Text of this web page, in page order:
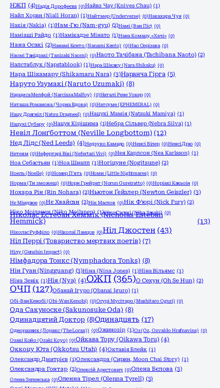
НЖП (4)Надія Дорофеєва (0)Найвз Чау (Knives Chau) (1)
Найл Хоран (Niall Horan) (1)Найтмер (Underverse) (0)Накахара Чуя (0)
Накія (Nakia) (1)Нам-Гю (Nam-gyu) (2)Намі (Ван Піс) (0)
Наміаші Райдо (1)Намікадзе Мінато (1)Нана Комацу, «Хачі» (0)
Нана Осакі (2)Нанамі Кєнто (Nanami Kento) (0)Нао Серізава (0)
Наомі Танідзакі (Tanizaki Naomi) (0)Наото Тачібана (Tachibana Naoto) (2)
Напстаблук (Napstablook) (1)Нара Шікаку (Nara Shikaku) (0)
Нара Шікамару (Shikamaru Nara) (3)Наранча Гірга (5)
Наруто Узумакі (Naruto Uzumaki) (8)
Нарциса Мелфой (Narcissa Malfoy) (0)Наталі Рене Уокер (0)
Наташа Романова (Чорна Вдова) (0)Натсуме (EPHEMERAL) (0)
Нацу Драгніл (Natsu Dragneel) (0)Нацукі Мамія (Natsuki Mamiya) (1)
Нацукі Субару (0)Нацуя Кірішима (1)Небра Сільвер (Nebra Silva) (1)
Невіл Лонґботтом (Neville Longbottom) (12)
Нед Лідс (Ned Leeds) (4)Недзуко Камадо (0)Ненсі Вілер (0)Ненсі Дрю (0)
Нетеям (0)Нефертарі Віві (Nefertari Vivi) (0)Нея Карлсон (Nea Karlsson) (1)
Ноа Себастьян (1)Ноа Шнапп (1)Ногіцуне (Nogitsune) (2)
Ноель (Noelle) (0)Номер П'ять (0)Номи (Little Nightmares) (0)
Норма (Ти зможеш) (0)Норн Грейрат (Norun Gureiratto) (0)Норіакі Какьоін (0)
Нохара Рін (Rin Nohara) (2)Ньютон Ґейзлер (Newton Geiszler) (3)
Нє Міндзюе (0)Нє Хвайсан (2)Нік Маслов (0)Нік Ф'юрі (Nick Fury) (2)
Ніко Моіланен (Niko Moilanen) (1)Ніко Сасакі (Niko Sasaki) (0)
Ніколас Естебан Хеммік (Nicholas Esteban
Hemmick)
(13)
Ніколас Руффіло (0)Ніколаї Ланцов (0)Ніл Джостен (43)
Ніл Перрі (Товариство мертвих поетів) (7)
Нілу (Genshin Impact) (0)
Німфадора Тонкс (Nymphadora Tonks) (8)
Нін Гуан (Ningguang) (3)Ніна (Nina Jones) (1)Ніна Вільямс (1)
Ніна Зенік (1)Нія (Nya) (4)ОЖП (365)О Сехун (Oh Se Hun) (2)
ОЧП (127)Обанай Ігуро (Obanai Iguro) (1)
Обі-Ван Кенобі (Obi-Wan Kenobi) (0)Огурі Мусітаро (Mushitaro Oguri) (0)
Ода Сакуноске (Sakunosuke Oda) (8)
Одинадцятий Доктор (8)Одинадцять (17)
Одноразник (Лоракс (The Lorax)) (0)Ожинозір (1)Оз (Oz, Ozvaldo Hrafnavins) (0)
Озакі Койо (Ozaki Koyo) (0)Ойкава Тору (Oikawa Toru) (4)
Оккоцу Юта (Okkotsu Utah) (4)Октавія Блейк (1)
Олександр Дмитрієв (1)Олександра (Сирин, Moon Chai Story) (1)
Олександра Гонтар (2)Олексій Арестович (0)Олена Бєлова (3)
Олена Зеленська (0)Оленна Тірел (Olenna Tyrell) (3)